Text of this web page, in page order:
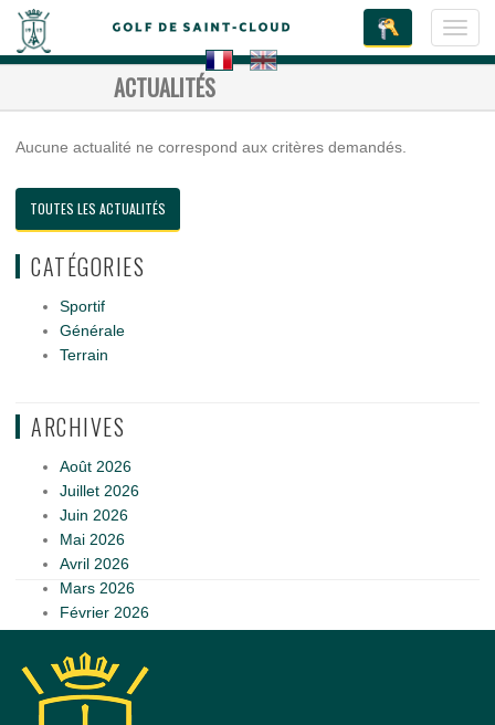
ACTUALITÉS
Aucune actualité ne correspond aux critères demandés.
TOUTES LES ACTUALITÉS
CATÉGORIES
Sportif
Générale
Terrain
ARCHIVES
Août 2026
Juillet 2026
Juin 2026
Mai 2026
Avril 2026
Mars 2026
Février 2026